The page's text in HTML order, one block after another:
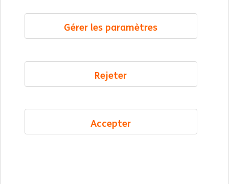
LinkedIn
Plan du site
Déclaration sur les cookies
Cookie management
Accepter
Rejeter
Gérer les paramètres